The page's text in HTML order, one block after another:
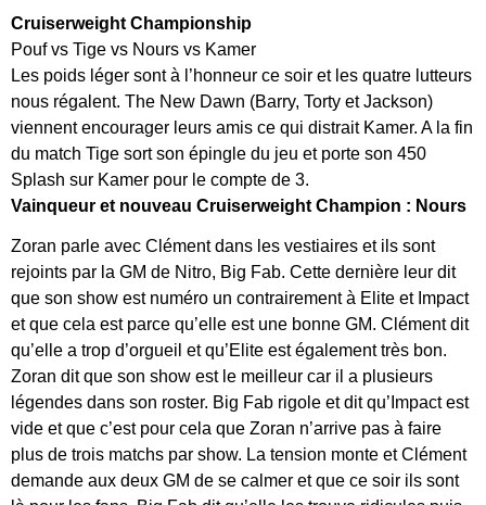
Cruiserweight Championship
Pouf vs Tige vs Nours vs Kamer
Les poids léger sont à l’honneur ce soir et les quatre lutteurs
nous régalent. The New Dawn (Barry, Torty et Jackson)
viennent encourager leurs amis ce qui distrait Kamer. A la fin
du match Tige sort son épingle du jeu et porte son 450
Splash sur Kamer pour le compte de 3.
Vainqueur et nouveau Cruiserweight Champion : Nours
Zoran parle avec Clément dans les vestiaires et ils sont
rejoints par la GM de Nitro, Big Fab. Cette dernière leur dit
que son show est numéro un contrairement à Elite et Impact
et que cela est parce qu’elle est une bonne GM. Clément dit
qu’elle a trop d’orgueil et qu’Elite est également très bon.
Zoran dit que son show est le meilleur car il a plusieurs
légendes dans son roster. Big Fab rigole et dit qu’Impact est
vide et que c’est pour cela que Zoran n’arrive pas à faire
plus de trois matchs par show. La tension monte et Clément
demande aux deux GM de se calmer et que ce soir ils sont